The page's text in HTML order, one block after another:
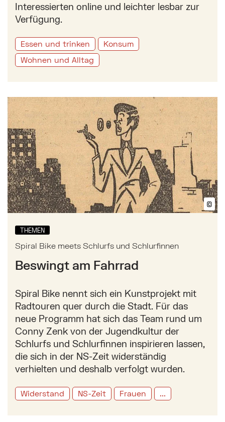
Interessierten online und leichter lesbar zur
Verfügung.
Essen und trinken
Konsum
Wohnen und Alltag
©
THEMEN
Spiral Bike meets Schlurfs und Schlurfinnen
Beswingt am Fahrrad
Spiral Bike nennt sich ein Kunstprojekt mit
Radtouren quer durch die Stadt. Für das
neue Programm hat sich das Team rund um
Conny Zenk von der Jugendkultur der
Schlurfs und Schlurfinnen inspirieren lassen,
die sich in der NS-Zeit widerständig
verhielten und deshalb verfolgt wurden.
Widerstand NS-Zeit Frauen ...
Mehr zu: Spiral Bike meets Schlurfs und